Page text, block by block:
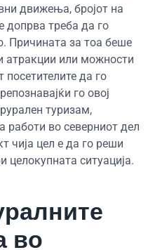
движења, бројот на
допрва треба да го
Причината за тоа беше
атракции или можности
да го
го овој
туризам,
работи во северниот дел
чија цел е да го реши
ситуација.
во